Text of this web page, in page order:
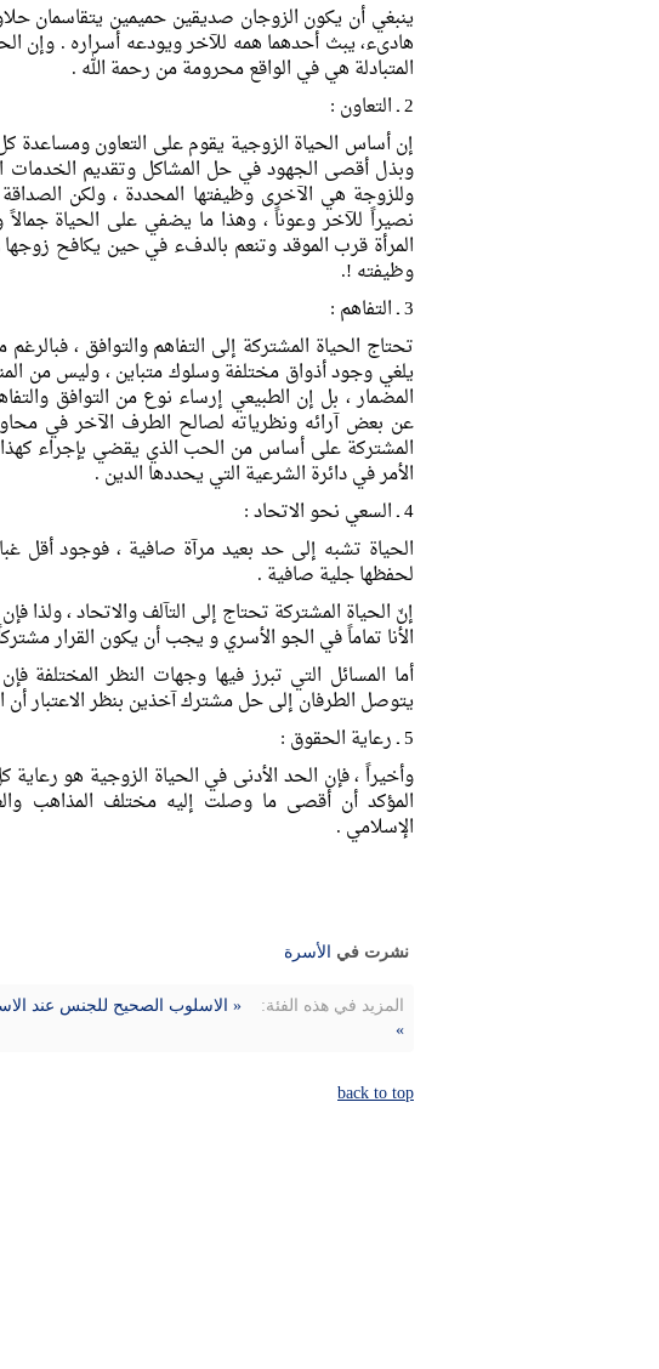
ينبغي أن يكون الزوجان صديقين حميمين يتقاسمان
هادىء، يبث أحدهما همه للآخر ويودعه أسراره . وإن
المتبادلة هي في الواقع محرومة من رحمة الله .
2 ـ التعاون :
إن أساس الحياة الزوجية يقوم على التعاون ومساعدة
وبذل أقصى الجهود في حل المشاكل وتقديم الخدمات
وللزوجة هي الآخرى وظيفتها المحددة ، ولكن
نصيراً للآخر وعوناً ، وهذا ما يضفي على الحياة
المرأة قرب الموقد وتنعم بالدفء في حين يكافح
وظيفته !.
3 ـ التفاهم :
تحتاج الحياة المشتركة إلى التفاهم والتوافق ،
يلغي وجود أذواق مختلفة وسلوك متباين ، وليس من
المضمار ، بل إن الطبيعي إرساء نوع من التوافق
عن بعض آرائه ونظرياته لصالح الطرف الآخر في
المشتركة على أساس من الحب الذي يقضي بإجراء
الأمر في دائرة الشرعية التي يحددها الدين .
4 ـ السعي نحو الاتحاد :
الحياة تشبه إلى حد بعيد مرآة صافية ، فوجود أقل
لحفظها جلية صافية .
إنّ الحياة المشتركة تحتاج إلى التآلف والاتحاد ،
الأنا تماماً في الجو الأسري و يجب أن يكون القرار
أما المسائل التي تبرز فيها وجهات النظر المختلفة
يتوصل الطرفان إلى حل مشترك آخذين بنظر الاعتبار أن
5 ـ رعاية الحقوق :
وأخيراً ، فإن الحد الأدنى في الحياة الزوجية هو
المؤكد أن أقصى ما وصلت إليه مختلف المذاهب
الإسلامي .
نشرت في الأسرة
المزيد في هذه الفئة: « الاسلوب الصحيح للجنس عند
»
back to top